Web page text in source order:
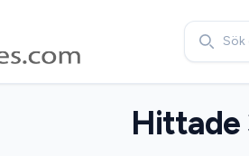
Search
Hittade